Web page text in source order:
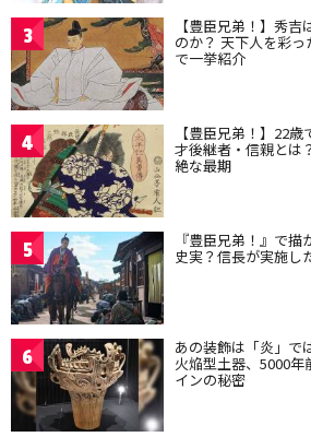
3 【豊臣兄弟！】秀
のか？ 天下人を彩
で一挙紹介
4 【豊臣兄弟！】22
才後継者・信親とは
絶な最期
5 『豊臣兄弟！』で
史実？信長が実施し
6 あの装飾は「炎」で
火焔型土器、5000
インの秘密